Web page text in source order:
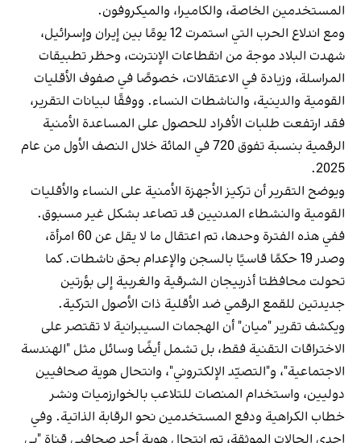
المستخدمين الخاصة، والكاميرا، والميكروفون.
ومع اندلاع الحرب التي استمرت 12 يومًا بين إيران وإسرائيل،
شهدت البلاد موجة من انقطاعات الإنترنت، وحظر تطبيقات
المراسلة، وزيادة في الاعتقالات، خصوصًا في صفوف الأقليات
القومية والدينية، والناشطات النساء. ووفقًا لبيانات التقرير،
فقد ارتفعت طلبات الأفراد للحصول على المساعدة الأمنية
الرقمية بنسبة تفوق 720 في المائة خلال النصف الأول من عام
2025.
ويوضح التقرير أن تركيز الأجهزة الأمنية على النساء والأقليات
القومية والنشطاء المدنيين قد تصاعد بشكل غير مسبوق.
ففي هذه الفترة وحدها، تم اعتقال ما لا يقل عن 60 امرأة،
وصدر 19 حكمًا قاسيًا بالسجن والإعدام بحق ناشطات. كما
تحولت محافظتا أذربيجان الشرقية والغربية إلى بؤرتين
جديدتين للقمع الرقمي ضد الأقلية ذات الأصول التركية.
ويكشف تقرير "ميان" أن الهجمات السيبرانية لا تقتصر على
الاختراقات التقنية فقط، بل تشمل أيضًا وسائل مثل "الهندسة
الاجتماعية"، و"التصيّد الإلكتروني"، وانتحال هوية صحافيين
دوليين، واستخدام المنصات للتلاعب بالخوارزميات ونشر
خطاب الكراهية ودفع المستخدمين نحو الرقابة الذاتية. وفي